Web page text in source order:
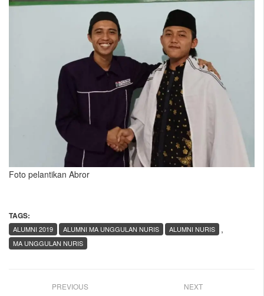
Foto pelantikan Abror
TAGS:
,
ALUMNI 2019 ALUMNI MA UNGGULAN NURIS
ALUMNI NURIS
MA UNGGULAN NURIS
PREVIOUS NEXT